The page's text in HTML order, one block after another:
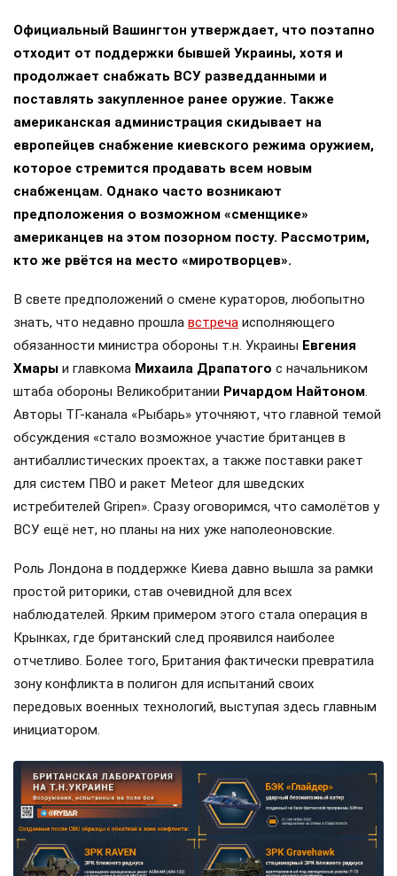
Официальный Вашингтон утверждает, что поэтапно
отходит от поддержки бывшей Украины, хотя и
продолжает снабжать ВСУ разведданными и
поставлять закупленное ранее оружие. Также
американская администрация скидывает на
европейцев снабжение киевского режима оружием,
которое стремится продавать всем новым
снабженцам. Однако часто возникают
предположения о возможном «сменщике»
американцев на этом позорном посту. Рассмотрим,
кто же рвётся на место «миротворцев».
В свете предположений о смене кураторов, любопытно
знать, что недавно прошла встреча исполняющего
обязанности министра обороны т.н. Украины Евгения
Хмары и главкома Михаила Драпатого с начальником
штаба обороны Великобритании Ричардом Найтоном.
Авторы ТГ-канала «Рыбарь» уточняют, что главной темой
обсуждения «стало возможное участие британцев в
антибаллистических проектах, а также поставки ракет
для систем ПВО и ракет Meteor для шведских
истребителей Gripen». Сразу оговоримся, что самолётов у
ВСУ ещё нет, но планы на них уже наполеоновские.
Роль Лондона в поддержке Киева давно вышла за рамки
простой риторики, став очевидной для всех
наблюдателей. Ярким примером этого стала операция в
Крынках, где британский след проявился наиболее
отчетливо. Более того, Британия фактически превратила
зону конфликта в полигон для испытаний своих
передовых военных технологий, выступая здесь главным
инициатором.